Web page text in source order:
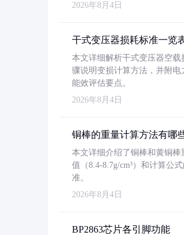
2026年8月4日
干式变压器损耗标准一览
本文详细解析干式变压器空载
骤说明变损计算方法，并附电
能效评估要点。
2026年8月4日
铜棒的重量计算方法有哪
本文详细介绍了铜棒和黄铜
值（8.4-8.7g/cm³）和计算公
准。
2026年8月4日
BP2863芯片各引脚功能